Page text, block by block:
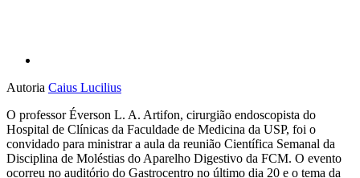
Autoria Caius Lucilius
O professor Éverson L. A. Artifon, cirurgião endoscopista do
Hospital de Clínicas da Faculdade de Medicina da USP, foi o
convidado para ministrar a aula da reunião Científica Semanal da
Disciplina de Moléstias do Aparelho Digestivo da FCM. O evento
ocorreu no auditório do Gastrocentro no último dia 20 e o tema da